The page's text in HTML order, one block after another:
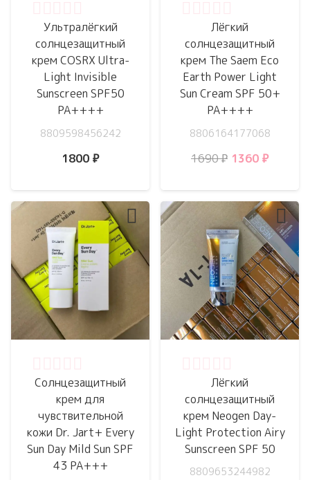
Ультралёгкий
солнцезащитный
крем COSRX Ultra-
Light Invisible
Sunscreen SPF50
PA++++
8809598456242
1800 ₽
Лёгкий
солнцезащитный
крем The Saem Eco
Earth Power Light
Sun Cream SPF 50+
PA++++
8806164177068
1690₽
1690 ₽.
1360 ₽
Солнцезащитный
крем для
чувствительной
кожи Dr. Jart+ Every
Sun Day Mild Sun SPF
43 PA+++
Лёгкий
солнцезащитный
крем Neogen Day-
Light Protection Airy
Sunscreen SPF 50
8809653244982